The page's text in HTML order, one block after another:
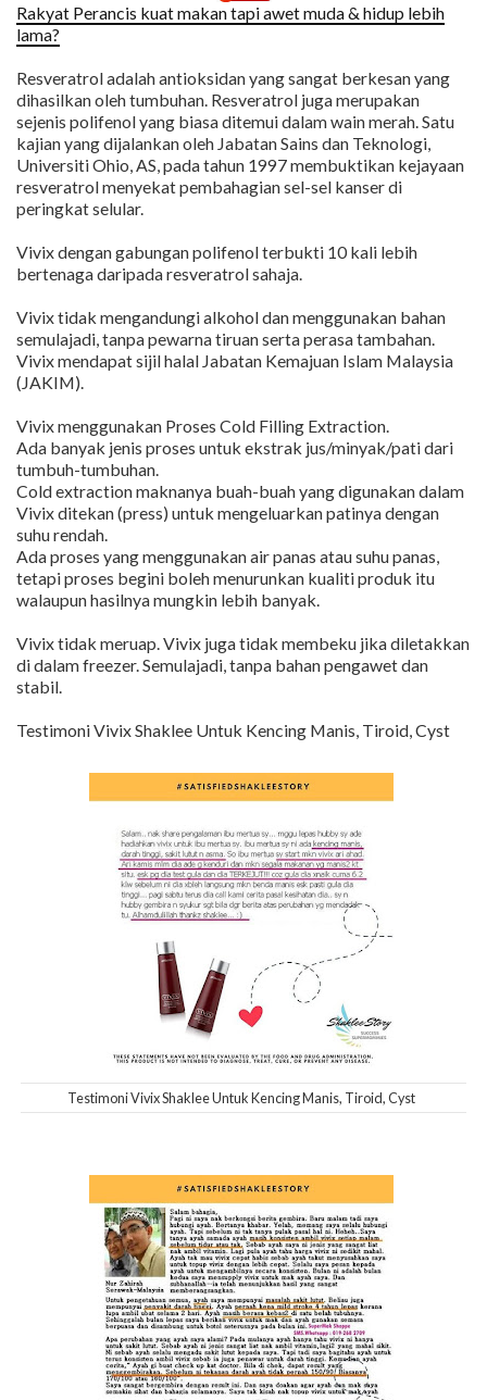
Rakyat Perancis kuat makan tapi awet muda & hidup lebih
lama?
Resveratrol adalah antioksidan yang sangat berkesan yang
dihasilkan oleh tumbuhan. Resveratrol juga merupakan
sejenis polifenol yang biasa ditemui dalam wain merah. Satu
kajian yang dijalankan oleh Jabatan Sains dan Teknologi,
Universiti Ohio, AS, pada tahun 1997 membuktikan kejayaan
resveratrol menyekat pembahagian sel-sel kanser di
peringkat selular.
Vivix dengan gabungan polifenol terbukti 10 kali lebih
bertenaga daripada resveratrol sahaja.
Vivix tidak mengandungi alkohol dan menggunakan bahan
semulajadi, tanpa pewarna tiruan serta perasa tambahan.
Vivix mendapat sijil halal Jabatan Kemajuan Islam Malaysia
(JAKIM).
Vivix menggunakan Proses Cold Filling Extraction.
Ada banyak jenis proses untuk ekstrak jus/minyak/pati dari
tumbuh-tumbuhan.
Cold extraction maknanya buah-buah yang digunakan dalam
Vivix ditekan (press) untuk mengeluarkan patinya dengan
suhu rendah.
Ada proses yang menggunakan air panas atau suhu panas,
tetapi proses begini boleh menurunkan kualiti produk itu
walaupun hasilnya mungkin lebih banyak.
Vivix tidak meruap. Vivix juga tidak membeku jika diletakkan
di dalam freezer. Semulajadi, tanpa bahan pengawet dan
stabil.
Testimoni Vivix Shaklee Untuk Kencing Manis, Tiroid, Cyst
Testimoni Vivix Shaklee Untuk Kencing Manis, Tiroid, Cyst